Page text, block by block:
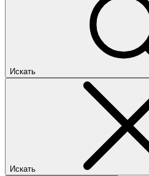
Искать
Искать